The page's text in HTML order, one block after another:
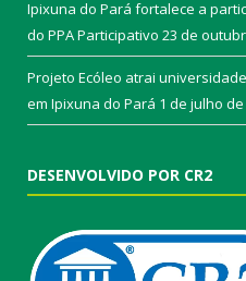
Ipixuna do Pará fortalece a
do PPA Participativo 23 de
Projeto Ecóleo atrai
em Ipixuna do Pará 1 de julho de
DESENVOLVIDO POR CR2